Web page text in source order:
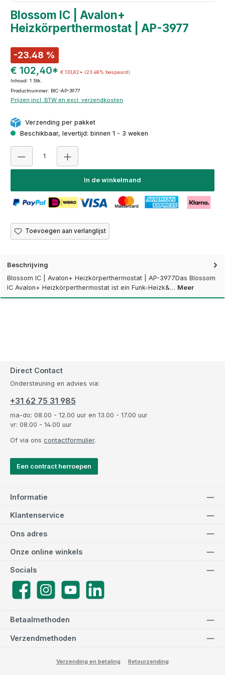
Blossom IC | Avalon+
Heizkörperthermostat | AP-3977
-23.48 %
€ 102,40* € 133,82* (23.48% bespaard)
Inhoud: 1 Stk.
Productnummer: BIC-AP-3977
Prijzen incl. BTW en excl. verzendkosten
Verzending per pakket
Beschikbaar, levertijd: binnen 1 - 3 weken
In de winkelmand
Toevoegen aan verlanglijst
Beschrijving
Blossom IC | Avalon+ Heizkörperthermostat | AP-3977Das Blossom
IC Avalon+ Heizkörperthermostat ist ein Funk-Heizk&… Meer
Direct Contact
Ondersteuning en advies via:
+31 62 75 31 985
ma-do: 08.00 - 12.00 uur en 13.00 - 17.00 uur
vr: 08.00 - 14.00 uur
Of via ons contactformulier.
Een contract herroepen
Informatie
Klantenservice
Betaalmethoden
Verzendmethoden
Ons adres
Socials
FacebookInstagramYouTube
Onze online winkels
Verzending en betaling Retourzending